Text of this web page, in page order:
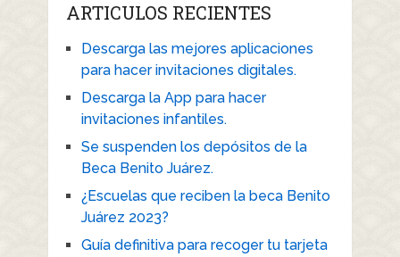
ARTICULOS RECIENTES
Descarga las mejores aplicaciones
para hacer invitaciones digitales.
Descarga la App para hacer
invitaciones infantiles.
Se suspenden los depósitos de la
Beca Benito Juárez.
¿Escuelas que reciben la beca Benito
Juárez 2023?
Guía definitiva para recoger tu tarjeta